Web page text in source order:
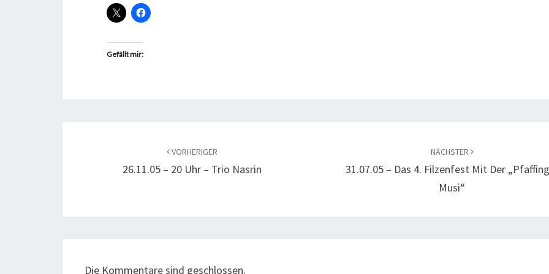
Gefällt mir:
VORHERIGER
26.11.05 – 20 Uhr – Trio Nasrin
NÄCHSTER
31.07.05 – Das 4. Filzenfest Mit Der
Musi“
Die Kommentare sind geschlossen.